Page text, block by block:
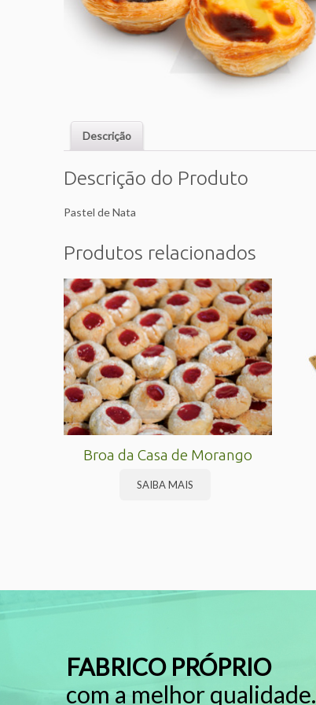
Descrição
Descrição do Produto
Pastel de Nata
Produtos relacionados
Broa da Casa de Morango
SAIBA MAIS
FABRICO PRÓPRIO
com a melhor qualidade.